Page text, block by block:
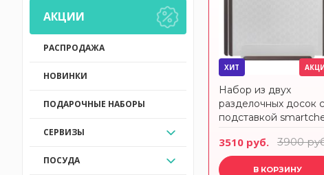
48
15
Liberty Jones
MICROBAN
Smart Solutions 14
T&G
АКЦИИ
РАСПРОДАЖА
НОВИНКИ
ПОДАРОЧНЫЕ НАБОРЫ
СЕРВИЗЫ
ПОСУДА
ХИТ
Набор из двух
разделочных досок с
подставкой
3510 руб. 3900
В КОРЗИНУ